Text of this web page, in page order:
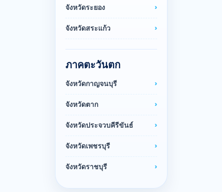
จังหวัดระยอง
จังหวัดสระแก้ว
ภาคตะวันตก
จังหวัดกาญจนบุรี
จังหวัดตาก
จังหวัดประจวบคีรีขันธ์
จังหวัดเพชรบุรี
จังหวัดราชบุรี